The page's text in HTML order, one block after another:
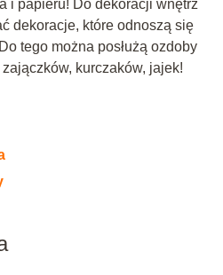
i papieru! Do dekoracji wnętrz
dekoracje, które odnoszą się
tego można posłużą ozdoby
kurczaków, jajek!